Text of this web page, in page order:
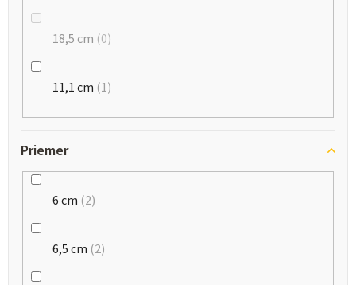
18,5 cm 0
11,1 cm 1
Priemer
6 cm 2
6,5 cm 2